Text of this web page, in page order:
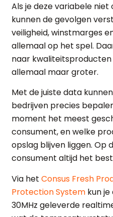
Als je deze variabele
kunnen de gevolgen
veiligheid, winstmarges
allemaal op het spel.
naar
allemaal maar groter.
Met de juiste data
bedrijven precies
moment het meest
consument, en welke
opslag blijven liggen. Op
consument altijd het
Via het Consus Fresh
Protection System kun
30MHz geleverde